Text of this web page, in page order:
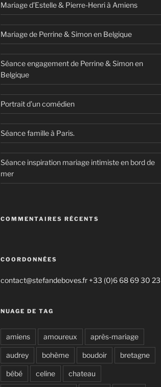
Mariage d’Estelle & Pierre-Henri à Amiens
Mariage de Perrine & Simon en Belgique
Séance engagement de Perrine & Simon en
Belgique
Portrait d’un comédien
Séance famille à Paris.
Séance inspiration mariage intimiste en bord de
mer
COMMENTAIRES RÉCENTS
COORDONNÉES
contact@stefandeboves.fr +33 (0)6 68 69 30 23
NUAGE DE TAG
amiens amoureux après-mariage
audrey bohème boudoir bretagne
bébé celine chateau